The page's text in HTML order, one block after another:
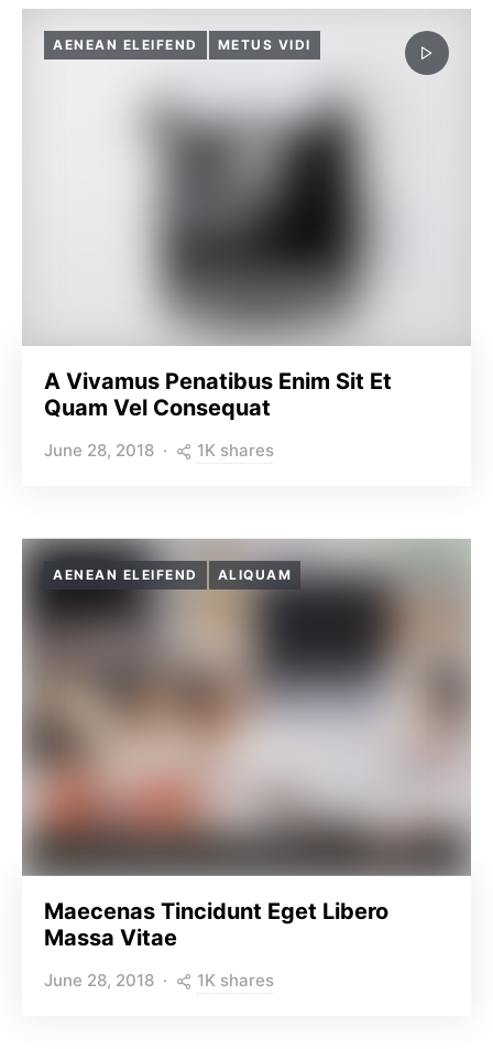
AENEAN ELEIFEND METUS VIDI
A Vivamus Penatibus Enim Sit Et
Quam Vel Consequat
June 28, 2018 1K shares
AENEAN ELEIFEND ALIQUAM
Maecenas Tincidunt Eget Libero
Massa Vitae
June 28, 2018 1K shares